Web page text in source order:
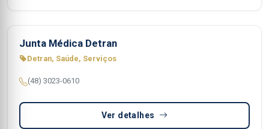
Junta Médica Detran
Detran, Saúde, Serviços
(48) 3023-0610
Ver detalhes